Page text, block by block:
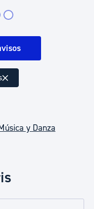
y Danza